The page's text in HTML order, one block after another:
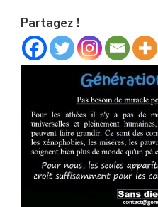
Partagez !